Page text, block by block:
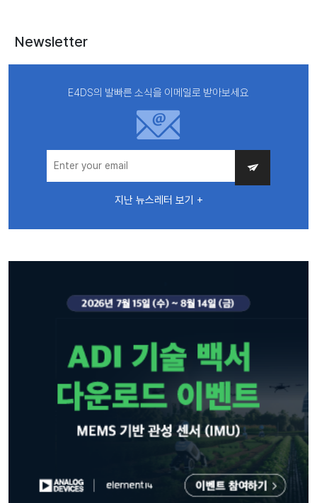
Newsletter
E4DS의 발빠른 소식을 이메일로 받아보세요
지난 뉴스레터 보기 +